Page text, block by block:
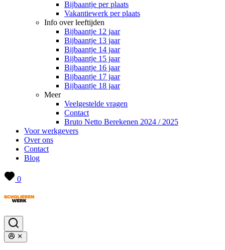
Bijbaantje per plaats
Vakantiewerk per plaats
Info over leeftijden
Bijbaantje 12 jaar
Bijbaantje 13 jaar
Bijbaantje 14 jaar
Bijbaantje 15 jaar
Bijbaantje 16 jaar
Bijbaantje 17 jaar
Bijbaantje 18 jaar
Meer
Veelgestelde vragen
Contact
Bruto Netto Berekenen 2024 / 2025
Voor werkgevers
Over ons
Contact
Blog
0